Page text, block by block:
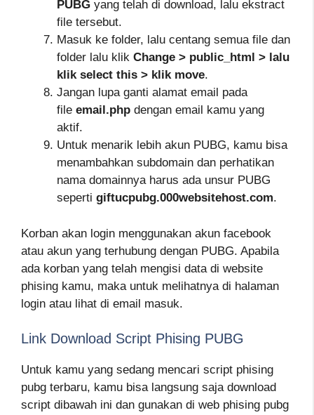
PUBG yang telah di download, lalu ekstract
file tersebut.
Masuk ke folder, lalu centang semua file dan
folder lalu klik Change > public_html > lalu
klik select this > klik move.
Jangan lupa ganti alamat email pada
file email.php dengan email kamu yang
aktif.
Untuk menarik lebih akun PUBG, kamu bisa
menambahkan subdomain dan perhatikan
nama domainnya harus ada unsur PUBG
seperti giftucpubg.000websitehost.com.
Korban akan login menggunakan akun facebook
atau akun yang terhubung dengan PUBG. Apabila
ada korban yang telah mengisi data di website
phising kamu, maka untuk melihatnya di halaman
login atau lihat di email masuk.
Link Download Script Phising PUBG
Untuk kamu yang sedang mencari script phising
pubg terbaru, kamu bisa langsung saja download
script dibawah ini dan gunakan di web phising pubg